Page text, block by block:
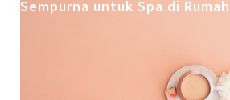
Sempurna untuk Spa di Rumah